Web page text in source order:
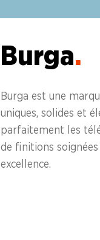
Burga.
Burga est une
uniques, solides et
parfaitement les
de finitions
excellence.